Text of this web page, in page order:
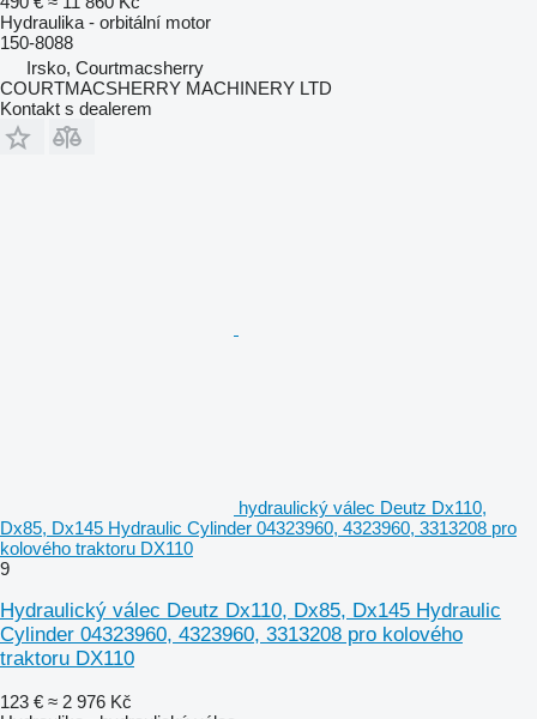
Hydraulika - orbitální motor
150-8088
Irsko, Courtmacsherry
COURTMACSHERRY MACHINERY LTD
Kontakt s dealerem
hydraulický válec Deutz Dx110,
Dx85, Dx145 Hydraulic Cylinder 04323960, 4323960, 3313208 pro
kolového traktoru DX110
9
Hydraulický válec Deutz Dx110, Dx85, Dx145 Hydraulic
Cylinder 04323960, 4323960, 3313208 pro kolového
traktoru DX110
123 € ≈ 2 976 Kč